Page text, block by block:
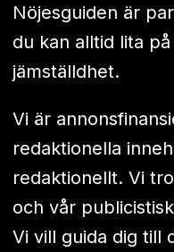
Nöjesguiden är
du kan alltid lita
jämställdhet.
Vi är
redaktionella
redaktionellt. Vi
och vår
Vi vill guida dig till